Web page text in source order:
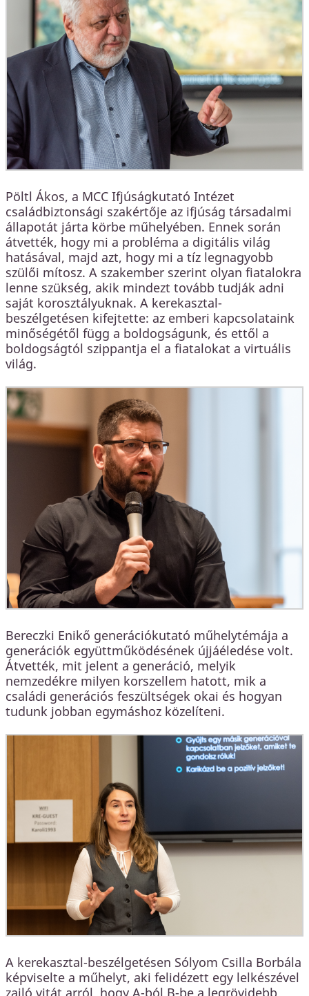
Pöltl Ákos, a MCC Ifjúságkutató Intézet
családbiztonsági szakértője az ifjúság társadalmi
állapotát járta körbe műhelyében. Ennek során
átvették, hogy mi a probléma a digitális világ
hatásával, majd azt, hogy mi a tíz legnagyobb
szülői mítosz. A szakember szerint olyan fiatalokra
lenne szükség, akik mindezt tovább tudják adni
saját korosztályuknak. A kerekasztal-
beszélgetésen kifejtette: az emberi kapcsolataink
minőségétől függ a boldogságunk, és ettől a
boldogságtól szippantja el a fiatalokat a virtuális
világ.
Bereczki Enikő generációkutató műhelytémája a
generációk együttműködésének újjáéledése volt.
Átvették, mit jelent a generáció, melyik
nemzedékre milyen korszellem hatott, mik a
családi generációs feszültségek okai és hogyan
tudunk jobban egymáshoz közelíteni.
A kerekasztal-beszélgetésen Sólyom Csilla Borbála
képviselte a műhelyt, aki felidézett egy lelkészével
zajló vitát arról, hogy A-ból B-be a legrövidebb